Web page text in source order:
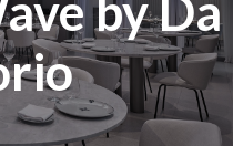
by Da